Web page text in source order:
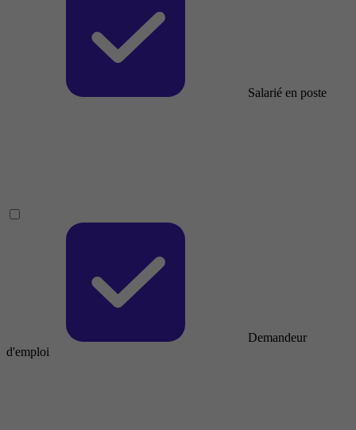
Salarié en poste
Demandeur
d'emploi